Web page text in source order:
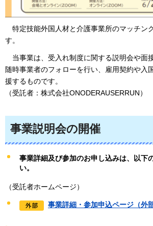
特定技能外国人材と介護事業所のマッチン
す。
当事業は、 受入れ制度に関する説明会や面
随時事業者のフォローを行い、雇用契約や入
援するものです。
（受託者：株式会社ONODERAUSERRUN）
事業説明会の開催
事業詳細及び参加のお申し込みは、以下
い。
（受託者ホームページ）
事業詳細・参加申込ページ（外